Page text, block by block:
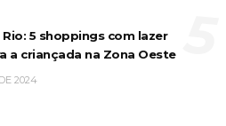
5 shoppings com lazer
a criançada na Zona Oeste
2024